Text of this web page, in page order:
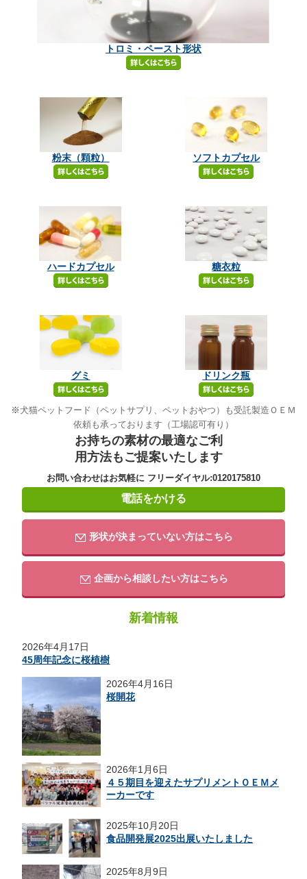
トロミ・ペースト形状
粉末（顆粒） ソフトカプセル
ハードカプセル 糖衣粒
グミ ドリンク瓶
※ 犬猫ペットフード（ペットサプリ、ペットおやつ）も受託製造ＯＥＭ
依頼も承っております（工場認可有り）
お持ちの素材の最適なご利
用方法もご提案いたします
お問い合わせはお気軽に フリーダイヤル:0120175810
電話をかける
形状が決まっていない方はこちら
企画から相談したい方はこちら
新着情報
2026年4月17日
45周年記念に桜植樹
2026年4月16日
桜開花
2026年1月6日
４５期目を迎えたサプリメントＯＥＭメ
ーカーです
2025年10月20日
食品開発展2025出展いたしました
2025年8月9日